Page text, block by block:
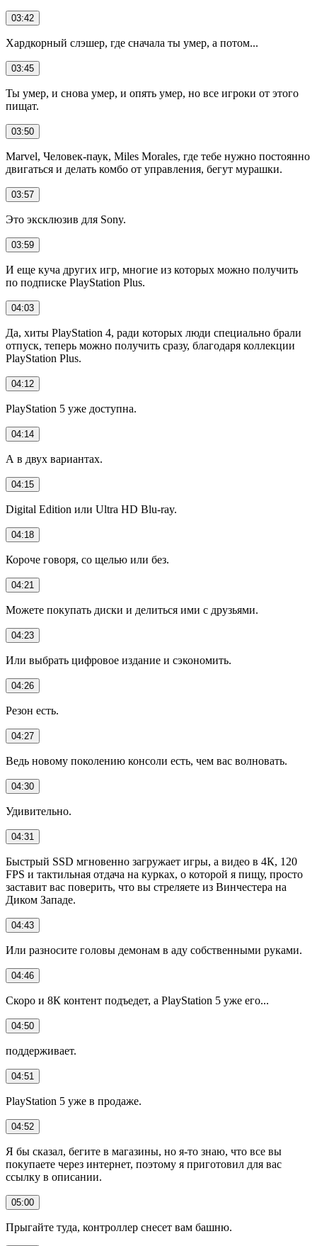
03:42
Хардкорный слэшер, где сначала ты умер, а потом...
03:45
Ты умер, и снова умер, и опять умер, но все игроки от этого
пищат.
03:50
Marvel, Человек-паук, Miles Morales, где тебе нужно постоянно
двигаться и делать комбо от управления, бегут мурашки.
03:57
Это эксклюзив для Sony.
03:59
И еще куча других игр, многие из которых можно получить
по подписке PlayStation Plus.
04:03
Да, хиты PlayStation 4, ради которых люди специально брали
отпуск, теперь можно получить сразу, благодаря коллекции
PlayStation Plus.
04:12
PlayStation 5 уже доступна.
04:14
А в двух вариантах.
04:15
Digital Edition или Ultra HD Blu-ray.
04:18
Короче говоря, со щелью или без.
04:21
Можете покупать диски и делиться ими с друзьями.
04:23
Или выбрать цифровое издание и сэкономить.
04:26
Резон есть.
04:27
Ведь новому поколению консоли есть, чем вас волновать.
04:30
Удивительно.
04:31
Быстрый SSD мгновенно загружает игры, а видео в 4К, 120
FPS и тактильная отдача на курках, о которой я пищу, просто
заставит вас поверить, что вы стреляете из Винчестера на
Диком Западе.
04:43
Или разносите головы демонам в аду собственными руками.
04:46
Скоро и 8К контент подъедет, а PlayStation 5 уже его...
04:50
поддерживает.
04:51
PlayStation 5 уже в продаже.
04:52
Я бы сказал, бегите в магазины, но я-то знаю, что все вы
покупаете через интернет, поэтому я приготовил для вас
ссылку в описании.
05:00
Прыгайте туда, контроллер снесет вам башню.